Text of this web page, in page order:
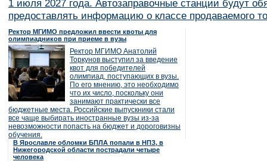
1 июля 2027 года. Автозаправочные станции будут
предоставлять информацию о классе продаваемого
Ректор МГИМО предложил ввести квоты для
олимпиадников при приеме в вузы
Ректор МГИМО Анатолий
Торкунов выступил за введение
квот для победителей
олимпиад, поступающих в вузы.
По его мнению, это необходимо
что их число, поскольку они
занимают практически все
бюджетные места. Российские выпускники стали
все чаще выбирать иностранные вузы из-за
невозможности попасть на бюджет и дороговизны
обучения.
В Ярославле обломки БПЛА попали в НПЗ, в
Нижегородской области пострадали четыре
человека